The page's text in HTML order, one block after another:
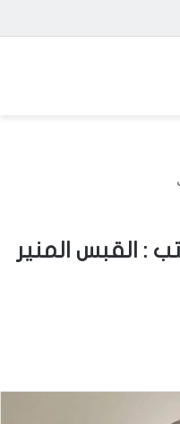
: القبس المنير